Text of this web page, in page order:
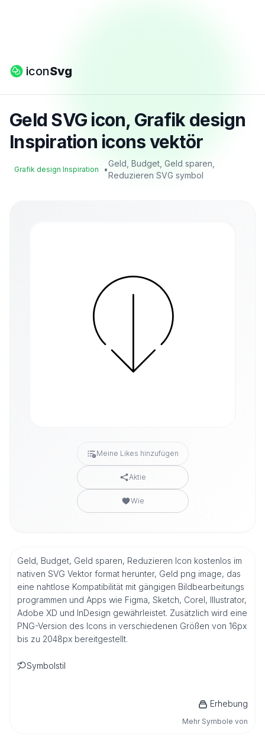
iconSvg
Geld SVG icon, Grafik design
Inspiration icons vektör
Grafik design Inspiration •
Geld, Budget, Geld sparen,
Reduzieren SVG symbol
Meine Likes hinzufügen
Aktie
Wie
Geld, Budget, Geld sparen, Reduzieren Icon kostenlos im
nativen SVG Vektor format herunter, Geld png image, das
eine nahtlose Kompatibilität mit gängigen Bildbearbeitungs
programmen und Apps wie Figma, Sketch, Corel, Illustrator,
Adobe XD und InDesign gewährleistet. Zusätzlich wird eine
PNG-Version des Icons in verschiedenen Größen von 16px
bis zu 2048px bereitgestellt.
Symbolstil
Erhebung
Mehr Symbole von